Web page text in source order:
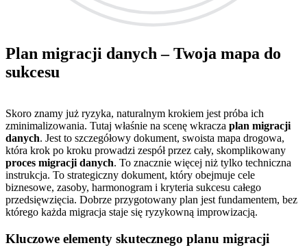
Plan migracji danych – Twoja mapa do
sukcesu
Skoro znamy już ryzyka, naturalnym krokiem jest próba ich
zminimalizowania. Tutaj właśnie na scenę wkracza plan migracji
danych. Jest to szczegółowy dokument, swoista mapa drogowa,
która krok po kroku prowadzi zespół przez cały, skomplikowany
proces migracji danych. To znacznie więcej niż tylko techniczna
instrukcja. To strategiczny dokument, który obejmuje cele
biznesowe, zasoby, harmonogram i kryteria sukcesu całego
przedsięwzięcia. Dobrze przygotowany plan jest fundamentem, bez
którego każda migracja staje się ryzykowną improwizacją.
Kluczowe elementy skutecznego planu migracji